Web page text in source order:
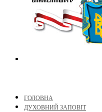
ГОЛОВНА
ДУХОВНИЙ ЗАПОВІТ